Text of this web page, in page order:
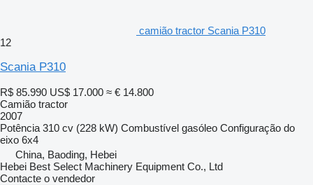
camião tractor Scania P310
12
Scania P310
R$ 85.990 US$ 17.000 ≈ € 14.800
Camião tractor
2007
Potência 310 cv (228 kW) Combustível gasóleo Configuração do
eixo 6x4
China, Baoding, Hebei
Hebei Best Select Machinery Equipment Co., Ltd
Contacte o vendedor